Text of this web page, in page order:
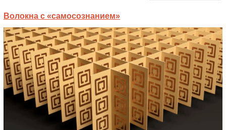
Волокна с «самосознанием»